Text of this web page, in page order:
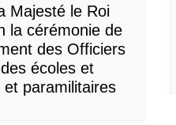
Majesté le Roi
la cérémonie de
des Officiers
écoles et
paramilitaires